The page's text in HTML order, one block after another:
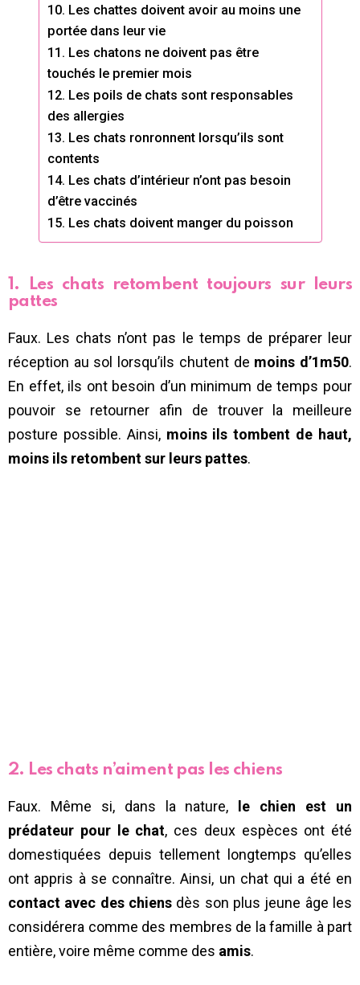
10. Les chattes doivent avoir au moins une
portée dans leur vie
11. Les chatons ne doivent pas être
touchés le premier mois
12. Les poils de chats sont responsables
des allergies
13. Les chats ronronnent lorsqu’ils sont
contents
14. Les chats d’intérieur n’ont pas besoin
d’être vaccinés
15. Les chats doivent manger du poisson
1. Les chats retombent toujours sur leurs
pattes
Faux. Les chats n’ont pas le temps de préparer leur
réception au sol lorsqu’ils chutent de moins d’1m50.
En effet, ils ont besoin d’un minimum de temps pour
pouvoir se retourner afin de trouver la meilleure
posture possible. Ainsi, moins ils tombent de haut,
moins ils retombent sur leurs pattes.
2. Les chats n’aiment pas les chiens
Faux. Même si, dans la nature, le chien est un
prédateur pour le chat, ces deux espèces ont été
domestiquées depuis tellement longtemps qu’elles
ont appris à se connaître. Ainsi, un chat qui a été en
contact avec des chiens dès son plus jeune âge les
considérera comme des membres de la famille à part
entière, voire même comme des amis.